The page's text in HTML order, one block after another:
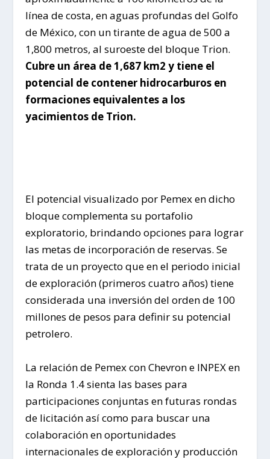
línea de costa, en aguas profundas del Golfo
de México, con un tirante de agua de 500 a
1,800 metros, al suroeste del bloque Trion.
Cubre un área de 1,687 km2 y tiene el
potencial de contener hidrocarburos en
formaciones equivalentes a los
yacimientos de Trion.
El potencial visualizado por Pemex en dicho
bloque complementa su portafolio
exploratorio, brindando opciones para lograr
las metas de incorporación de reservas. Se
trata de un proyecto que en el periodo inicial
de exploración (primeros cuatro años) tiene
considerada una inversión del orden de 100
millones de pesos para definir su potencial
petrolero.
La relación de Pemex con Chevron e INPEX en
la Ronda 1.4 sienta las bases para
participaciones conjuntas en futuras rondas
de licitación así como para buscar una
colaboración en oportunidades
internacionales de exploración y producción